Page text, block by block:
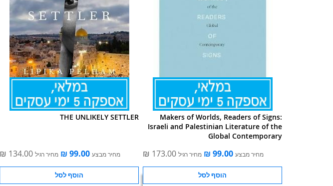
Makers of Worlds, Readers of Signs:
Israeli and Palestinian Literature of the
Global Contemporary
מחיר מבצע מחיר רגיל
הוסף לסל
THE UNLIKELY SETTLER
מחיר מבצע מחיר רגיל
הוסף לסל